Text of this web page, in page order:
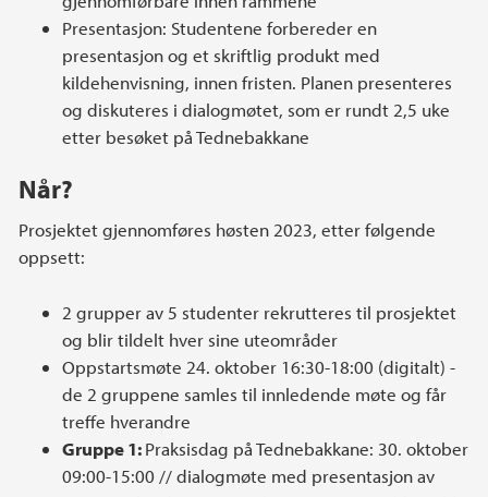
Presentasjon: Studentene forbereder en
presentasjon og et skriftlig produkt med
kildehenvisning, innen fristen. Planen presenteres
og diskuteres i dialogmøtet, som er rundt 2,5 uke
etter besøket på Tednebakkane
Når?
Prosjektet gjennomføres høsten 2023, etter følgende
oppsett:
2 grupper av 5 studenter rekrutteres til prosjektet
og blir tildelt hver sine uteområder
Oppstartsmøte 24. oktober 16:30-18:00 (digitalt) -
de 2 gruppene samles til innledende møte og får
treffe hverandre
Gruppe 1:Praksisdag på Tednebakkane: 30. oktober
09:00-15:00 // dialogmøte med presentasjon av